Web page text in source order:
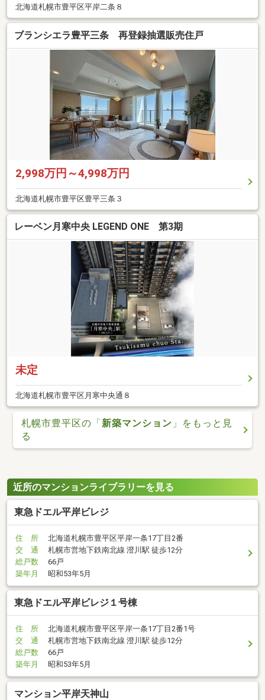
北海道札幌市豊平区平岸二条８
ブランシエラ豊平三条 再登録抽選販売住戸
2,998万円～4,998万円
北海道札幌市豊平区豊平三条３
レーベン月寒中央 LEGEND ONE 第3期
未定
北海道札幌市豊平区月寒中央通８
札幌市豊平区の「新築マンション 」をもっと見
る
近所のマンションライブラリーを見る
東急ドエル平岸ビレジ
住 所
北海道札幌市豊平区平岸一条17丁目2番
交 通
札幌市営地下鉄南北線 澄川駅 徒歩12分
総戸数
66戸
築年月
昭和53年5月
東急ドエル平岸ビレジ１号棟
住 所
北海道札幌市豊平区平岸一条17丁目2番1号
交 通
札幌市営地下鉄南北線 澄川駅 徒歩12分
総戸数
66戸
築年月
昭和53年5月
マンション平岸天神山